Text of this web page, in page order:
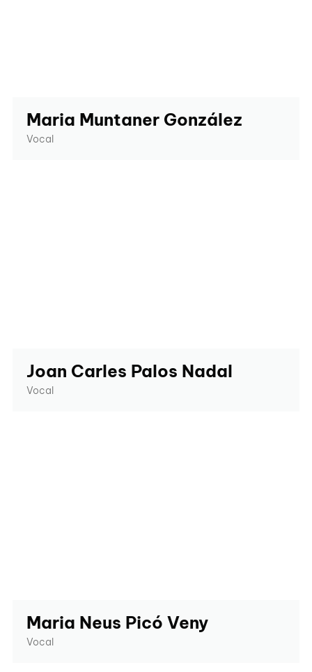
Maria Muntaner González
Vocal
Joan Carles Palos Nadal
Vocal
Maria Neus Picó Veny
Vocal